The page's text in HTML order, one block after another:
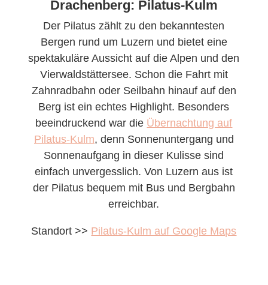
Drachenberg: Pilatus-Kulm
Der Pilatus zählt zu den bekanntesten
Bergen rund um Luzern und bietet eine
spektakuläre Aussicht auf die Alpen und den
Vierwaldstättersee. Schon die Fahrt mit
Zahnradbahn oder Seilbahn hinauf auf den
Berg ist ein echtes Highlight. Besonders
beeindruckend war die Übernachtung auf
Pilatus-Kulm, denn Sonnenuntergang und
Sonnenaufgang in dieser Kulisse sind
einfach unvergesslich. Von Luzern aus ist
der Pilatus bequem mit Bus und Bergbahn
erreichbar.
Standort >> Pilatus-Kulm auf Google Maps